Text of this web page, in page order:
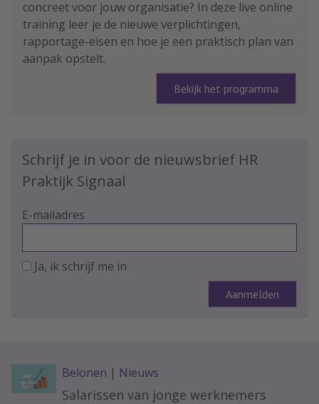
concreet voor jouw organisatie? In deze live online
training leer je de nieuwe verplichtingen,
rapportage-eisen en hoe je een praktisch plan van
aanpak opstelt.
Bekijk het programma
Schrijf je in voor de nieuwsbrief HR
Praktijk Signaal
E-mailadres
Ja, ik schrijf me in
Belonen | Nieuws
Salarissen van jonge werknemers